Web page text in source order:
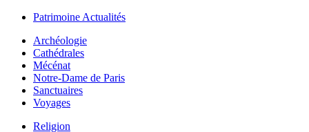
Patrimoine Actualités
Archéologie
Cathédrales
Mécénat
Notre-Dame de Paris
Sanctuaires
Voyages
Religion